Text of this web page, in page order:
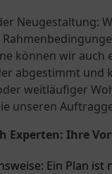
Neugestaltung:
können wir auch
abgestimmt und
weitläufiger
unseren
Experten: Ihre
Ein Plan